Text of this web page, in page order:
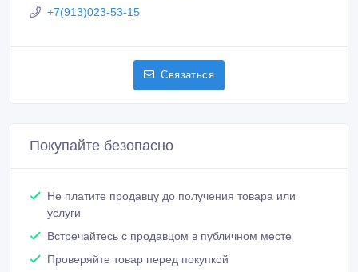
+7(913)023-53-15
Связаться
Покупайте безопасно
Не платите продавцу до получения товара или
услуги
Встречайтесь с продавцом в публичном месте
Проверяйте товар перед покупкой